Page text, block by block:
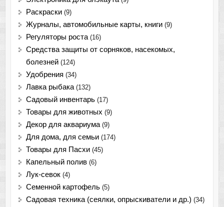
Раскраски (9)
Журналы, автомобильные карты, книги (9)
Регуляторы роста (16)
Средства защиты от сорняков, насекомых,
болезней (124)
Удобрения (34)
Лавка рыбака (132)
Садовый инвентарь (17)
Товары для животных (9)
Декор для аквариума (9)
Для дома, для семьи (174)
Товары для Пасхи (45)
Капельный полив (6)
Лук-севок (4)
Семенной картофель (5)
Садовая техника (сеялки, опрыскиватели и др.) (34)